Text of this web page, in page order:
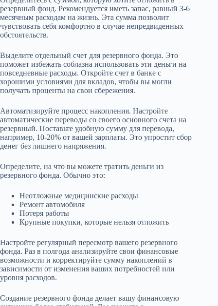
резервный фонд. Рекомендуется иметь запас, равный 3-6
месячным расходам на жизнь. Эта сумма позволит
чувствовать себя комфортно в случае непредвиденных
обстоятельств.
Выделите отдельный счет для резервного фонда. Это
поможет избежать соблазна использовать эти деньги на
повседневные расходы. Откройте счет в банке с
хорошими условиями для вкладов, чтобы вы могли
получать проценты на свои сбережения.
Автоматизируйте процесс накопления. Настройте
автоматические переводы со своего основного счета на
резервный. Поставьте удобную сумму для перевода,
например, 10-20% от вашей зарплаты. Это упростит сбор
денег без лишнего напряжения.
Определите, на что вы можете тратить деньги из
резервного фонда. Обычно это:
Неотложные медицинские расходы
Ремонт автомобиля
Потеря работы
Крупные покупки, которые нельзя отложить
Настройте регулярный пересмотр вашего резервного
фонда. Раз в полгода анализируйте свои финансовые
возможности и корректируйте сумму накоплений в
зависимости от изменения ваших потребностей или
уровня расходов.
Создание резервного фонда делает вашу финансовую